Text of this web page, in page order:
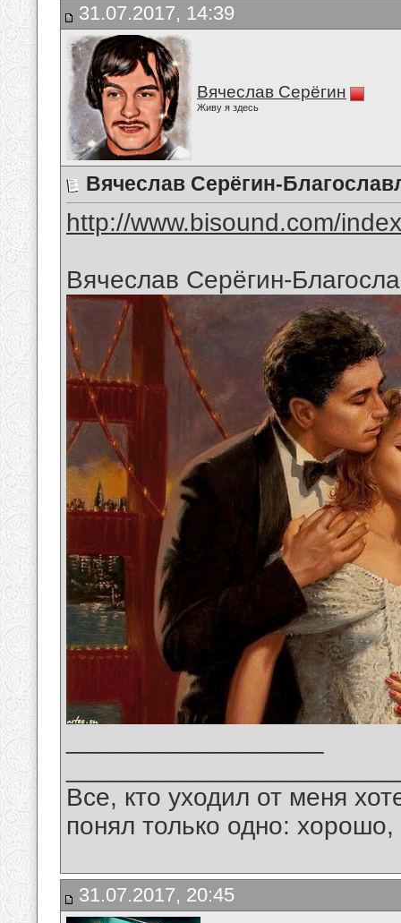
31.07.2017, 14:39
Вячеслав Серёгин
Живу я здесь
Вячеслав Серёгин-
http://www.bisound.com/
Вячеслав Серёгин-
Все, кто уходил от меня
понял только одно:
31.07.2017, 20:45